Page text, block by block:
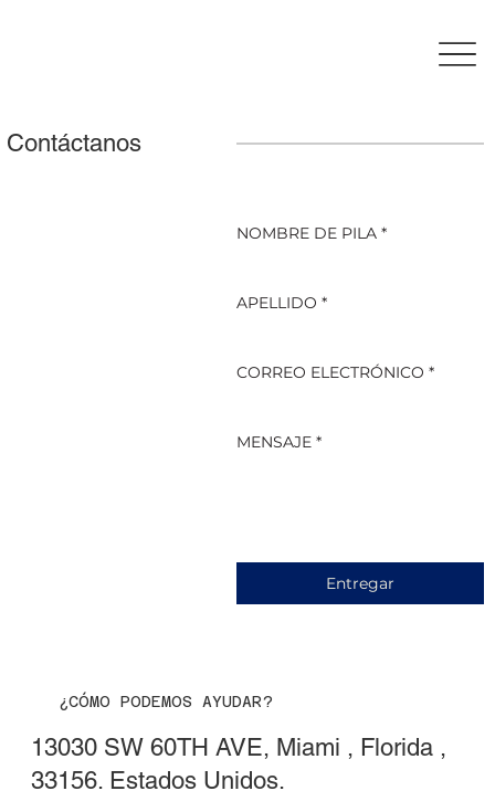
¿CÓMO PODEMOS AYUDAR?
13030 SW 60TH AVE, Miami , Florida ,
33156. Estados Unidos.
Contáctanos
NOMBRE DE PILA *
APELLIDO *
CORREO ELECTRÓNICO *
MENSAJE *
Entregar